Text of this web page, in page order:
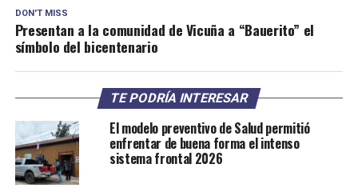
DON'T MISS
Presentan a la comunidad de Vicuña a “Bauerito” el
símbolo del bicentenario
TE PODRÍA INTERESAR
El modelo preventivo de Salud permitió
enfrentar de buena forma el intenso
sistema frontal 2026